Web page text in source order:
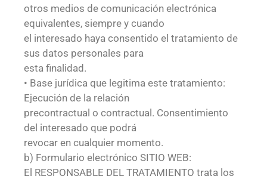
otros medios de comunicación electrónica
equivalentes, siempre y cuando
el interesado haya consentido el tratamiento de
sus datos personales para
esta finalidad.
• Base jurídica que legitima este tratamiento:
Ejecución de la relación
precontractual o contractual. Consentimiento
del interesado que podrá
revocar en cualquier momento.
b) Formulario electrónico SITIO WEB:
El RESPONSABLE DEL TRATAMIENTO trata los